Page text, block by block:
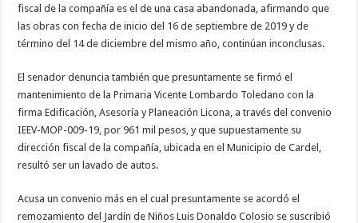
fiscal de la compañía es el de una casa abandonada, afirmando que
las obras con fecha de inicio del 16 de septiembre de 2019 y de
término del 14 de diciembre del mismo año, continúan inconclusas.
El senador denuncia también que presuntamente se firmó el
mantenimiento de la Primaria Vicente Lombardo Toledano con la
firma Edificación, Asesoría y Planeación Licona, a través del convenio
IEEV-MOP-009-19, por 961 mil pesos, y que supuestamente su
dirección fiscal de la compañía, ubicada en el Municipio de Cardel,
resultó ser un lavado de autos.
Acusa un convenio más en el cual presuntamente se acordó el
remozamiento del Jardín de Niños Luis Donaldo Colosio se suscribió